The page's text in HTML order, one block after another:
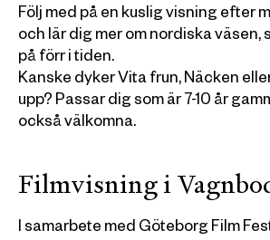
Följ med på en kuslig visning efter
och lär dig mer om nordiska väsen,
på förr i tiden.
Kanske dyker Vita frun, Näcken
upp? Passar dig som är 7-10 år
också välkomna.
Filmvisning i
I samarbete med Göteborg Film